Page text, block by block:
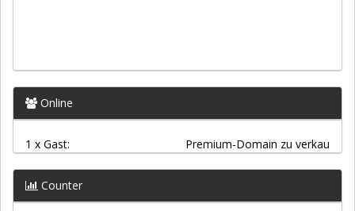
Online
1 x Gast: Premium-Domain zu verkau
Counter